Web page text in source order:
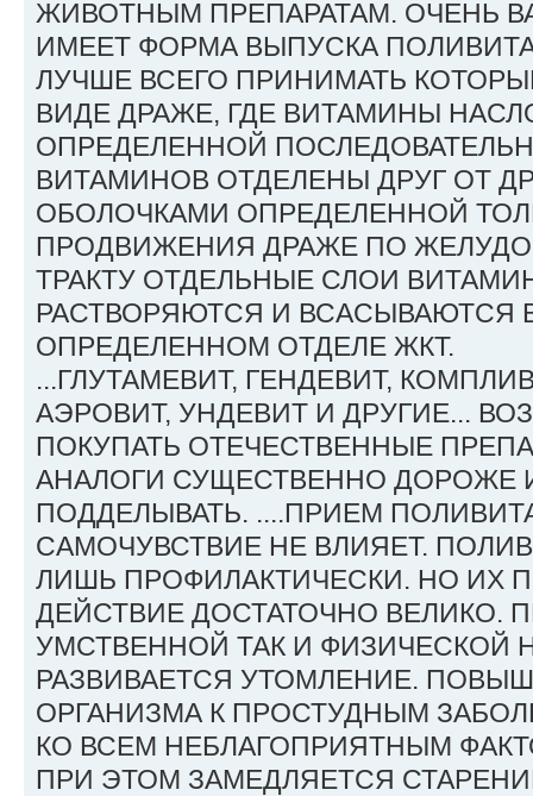
ЖИВОТНЫМ ПРЕПАРАТАМ. ОЧЕНЬ
ИМЕЕТ ФОРМА ВЫПУСКА
ЛУЧШЕ ВСЕГО ПРИНИМАТЬ
ВИДЕ ДРАЖЕ, ГДЕ ВИТАМИНЫ
ОПРЕДЕЛЕННОЙ
ВИТАМИНОВ ОТДЕЛЕНЫ ДРУГ ОТ
ОБОЛОЧКАМИ ОПРЕДЕЛЕННОЙ
ПРОДВИЖЕНИЯ ДРАЖЕ ПО
ТРАКТУ ОТДЕЛЬНЫЕ СЛОИ
РАСТВОРЯЮТСЯ И ВСАСЫВАЮТСЯ
ОПРЕДЕЛЕННОМ ОТДЕЛЕ ЖКТ.
...ГЛУТАМЕВИТ, ГЕНДЕВИТ,
АЭРОВИТ, УНДЕВИТ И ДРУГИЕ...
ПОКУПАТЬ ОТЕЧЕСТВЕННЫЕ
АНАЛОГИ СУЩЕСТВЕННО ДОРОЖЕ
ПОДДЕЛЫВАТЬ. ....ПРИЕМ
САМОЧУВСТВИЕ НЕ ВЛИЯЕТ.
ЛИШЬ ПРОФИЛАКТИЧЕСКИ. НО ИХ
ДЕЙСТВИЕ ДОСТАТОЧНО ВЕЛИКО.
УМСТВЕННОЙ ТАК И ФИЗИЧЕСКОЙ
РАЗВИВАЕТСЯ УТОМЛЕНИЕ.
ОРГАНИЗМА К ПРОСТУДНЫМ
КО ВСЕМ НЕБЛАГОПРИЯТНЫМ
ПРИ ЭТОМ ЗАМЕДЛЯЕТСЯ